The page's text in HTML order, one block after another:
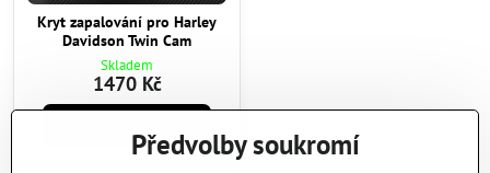
Kryt zapalování pro Harley
Davidson Twin Cam
Skladem
1470 Kč
Předvolby soukromí